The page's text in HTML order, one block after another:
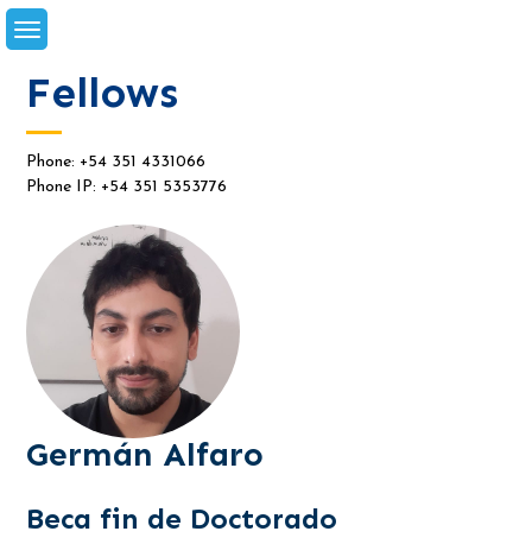
Skip
to
Fellows
Phone: +54 351 4331066
Phone IP: +54 351 5353776
Germán Alfaro
Beca fin de Doctorado